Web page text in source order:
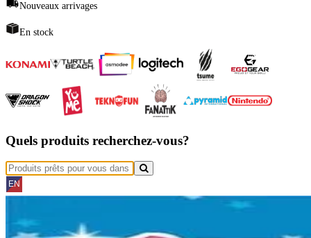
Nouveaux arrivages
En stock
Quels produits recherchez-vous?